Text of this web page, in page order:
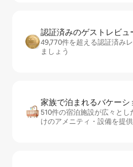
認証済みのゲ⁠ス⁠ト⁠レ⁠ビ⁠ュ⁠
49,770件を超える認証済み
ましょう
家族で泊まれるバ⁠ケ⁠ー⁠シ⁠
510件の宿泊施設が広々とし
けのアメニティ・設備を提